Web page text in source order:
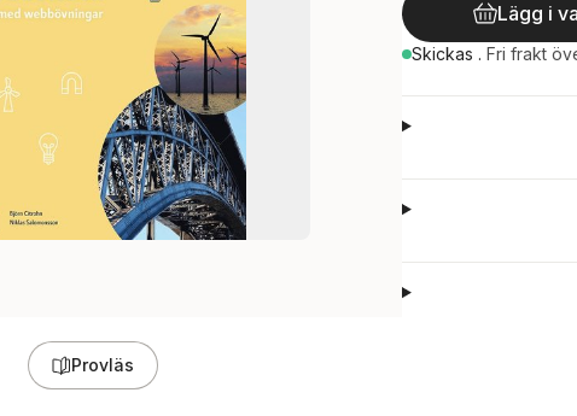
Provläs
Lägg i
Skickas . Fri frakt